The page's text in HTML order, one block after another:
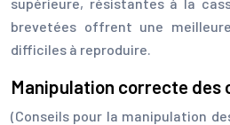
brevetées offrent une
difficiles à reproduire.
Manipulation correcte des
(Conseils pour la manipulation